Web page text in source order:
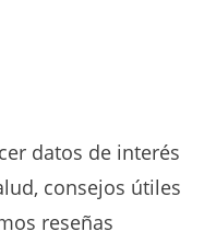
datos de interés
consejos útiles
reseñas